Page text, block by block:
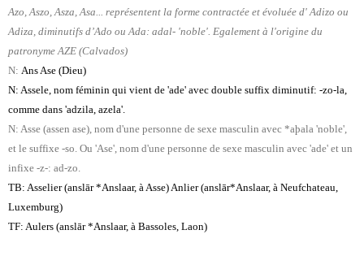
Azo, Aszo, Asza, Asa... représentent la forme contractée et évoluée d' Adizo ou
Adiza, diminutifs d’Ado ou Ada: adal- 'noble'. Egalement à l'origine du
patronyme AZE (Calvados)
N: Ans Ase (Dieu)
N: Assele, nom féminin qui vient de 'ade' avec double suffix diminutif: -zo-la,
comme dans 'adzila, azela'.
N: Asse (assen ase), nom d'une personne de sexe masculin avec *aþala 'noble',
et le suffixe -so. Ou 'Ase', nom d'une personne de sexe masculin avec 'ade' et un
infixe -z-: ad-zo.
TB: Asselier (anslār *Anslaar, à Asse) Anlier (anslār*Anslaar, à Neufchateau,
Luxemburg)
TF: Aulers (anslār *Anslaar, à Bassoles, Laon)